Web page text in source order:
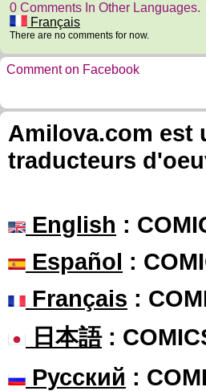
0 Comments In Other Languages.
Français
There are no comments for now.
Comment on Facebook
Amilova.com est
traducteurs
English :
Español :
Français :
日本語:
Русский :